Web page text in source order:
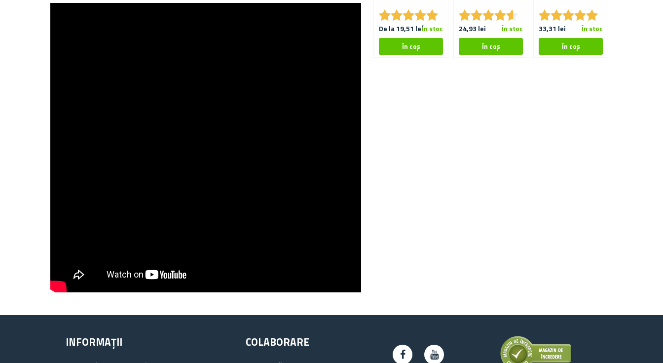
★★★★★
★★★★★
De la 19,51 leiÎn stoc
★★★★★
★★★★★
24,93 lei În stoc
★★★★★
★★★★★
33,31 lei În stoc
INFORMAȚII COLABORARE